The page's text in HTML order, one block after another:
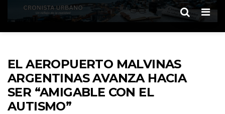
EL AEROPUERTO MALVINAS
ARGENTINAS AVANZA HACIA
SER “AMIGABLE CON EL
AUTISMO”